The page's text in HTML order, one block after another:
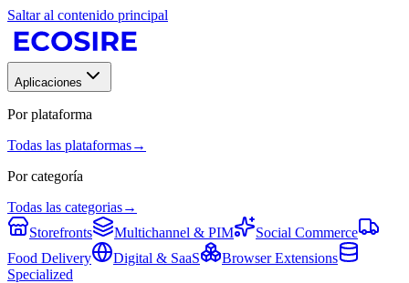
Saltar al contenido principal
Aplicaciones
Por plataforma
Todas las plataformas→
Por categoría
Todas las categorias→
Storefronts
Multichannel & PIM
Social Commerce
Food Delivery
Digital & SaaS
Browser Extensions
Specialized